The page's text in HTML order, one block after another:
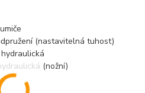
(nastavitelná tuhost)
(nožní)